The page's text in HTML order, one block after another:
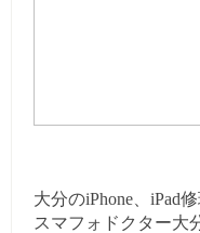
大分のiPhone、iPad
スマフォドクター大